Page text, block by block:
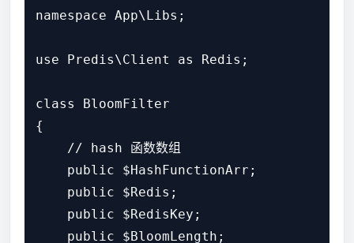
namespace App\Libs;
use Predis\Client as Redis;
class BloomFilter
{
    // hash 函数数组
    public $HashFunctionArr;
    public $Redis;
    public $RedisKey;
    public $BloomLength;